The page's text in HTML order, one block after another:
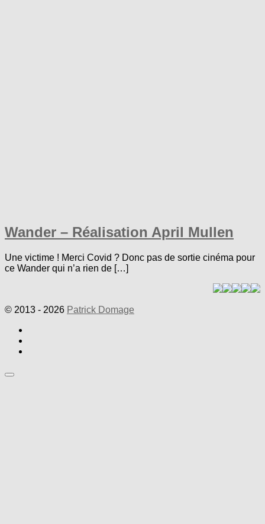
Wander – Réalisation April Mullen
Une victime ! Merci Covid ? Donc pas de sortie cinéma pour
ce Wander qui n’a rien de […]
© 2013 - 2026 Patrick Domage